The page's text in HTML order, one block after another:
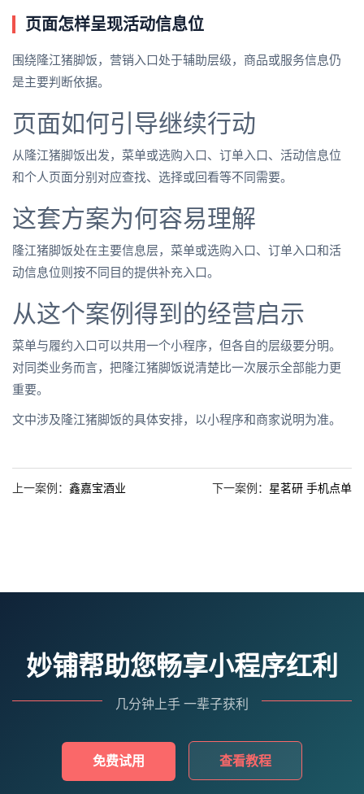
页面怎样呈现活动信息位
围绕隆江猪脚饭，营销入口处于辅助层级，商品或服务信息仍
是主要判断依据。
页面如何引导继续行动
从隆江猪脚饭出发，菜单或选购入口、订单入口、活动信息位
和个人页面分别对应查找、选择或回看等不同需要。
这套方案为何容易理解
隆江猪脚饭处在主要信息层，菜单或选购入口、订单入口和活
动信息位则按不同目的提供补充入口。
从这个案例得到的经营启示
菜单与履约入口可以共用一个小程序，但各自的层级要分明。
对同类业务而言，把隆江猪脚饭说清楚比一次展示全部能力更
重要。
文中涉及隆江猪脚饭的具体安排，以小程序和商家说明为准。
上一案例： 鑫嘉宝酒业 下一案例： 星茗研 手机点单
妙铺帮助您畅享小程序红利
几分钟上手 一辈子获利
免费试用 查看教程